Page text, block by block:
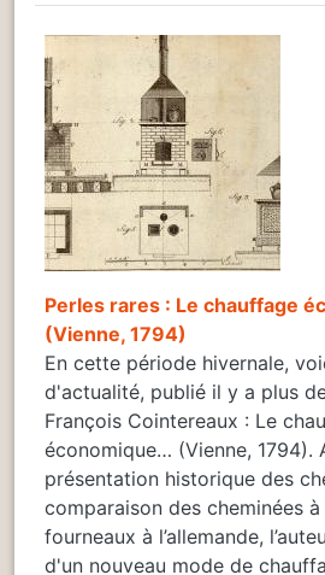
Perles rares : Le chauffage
(Vienne, 1794)
En cette période hivernale,
d'actualité, publié il y a plus
François Cointereaux : Le
économique… (Vienne, 1794).
présentation historique des
comparaison des cheminées
fourneaux à l’allemande,
d'un nouveau mode de